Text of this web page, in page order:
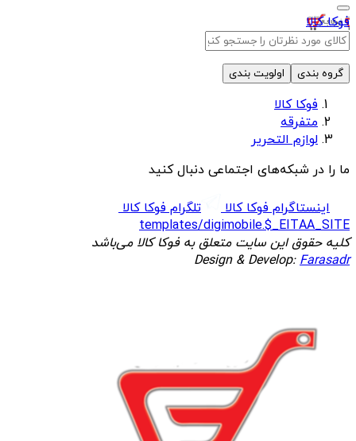
فوکا کالا
گروه بندی اولویت بندی
فوکا کالا
متفرقه
لوازم التحریر
ما را در شبکه‌های اجتماعی دنبال کنید
اینستاگرام فوکا کالا
تلگرام فوکا کالا
templates/digimobile.$_EITAA_SITE
کلیه حقوق این سایت متعلق به فوکا کالا می‌باشد
Design & Develop:Farasadr